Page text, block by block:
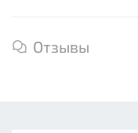
Отзывы